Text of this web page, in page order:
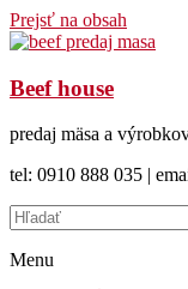
Prejsť na obsah
Beef house
predaj mäsa a
tel: 0910 888 035 |
Menu